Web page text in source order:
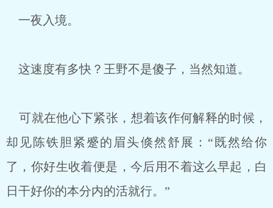
一夜入境。
这速度有多快？王野不是傻子，当然知道。
可就在他心下紧张，想着该作何解释的时候，
却见陈铁胆紧蹙的眉头倏然舒展：“既然给你
了，你好生收着便是，今后用不着这么早起，白
日干好你的本分内的活就行。”